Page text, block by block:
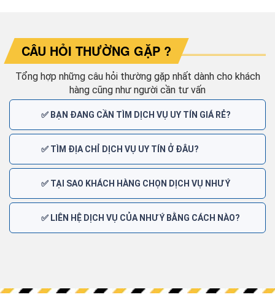
CÂU HỎI THƯỜNG GẶP ?
Tổng hợp những câu hỏi thường gặp nhất dành cho khách
hàng cũng như người cần tư vấn
✅ BẠN ĐANG CẦN TÌM DỊCH VỤ UY TÍN GIÁ RẺ?
✅ TÌM ĐỊA CHỈ DỊCH VỤ UY TÍN Ở ĐÂU?
✅ TẠI SAO KHÁCH HÀNG CHỌN DỊCH VỤ NHƯ Ý
✅ LIÊN HỆ DỊCH VỤ CỦA NHƯ Ý BẰNG CÁCH NÀO?